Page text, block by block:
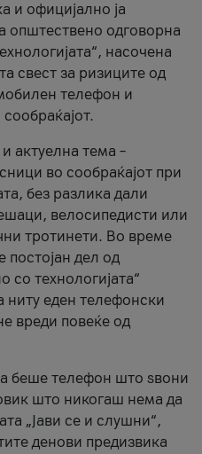
и официјално ја
општествено одговорна
насочена
свест за ризиците од
телефон и
актуелна тема –
во сообраќајот при
без разлика дали
велосипедисти или
тротинети. Во време
постојан дел од
со технологијата“
ниту еден телефонски
вреди повеќе од
беше телефон што ѕвони
што никогаш нема да
„Јави се и слушни“,
денови предизвика